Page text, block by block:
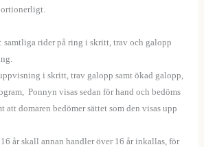
samtliga rider på ring i skritt, trav och galopp
i skritt, trav galopp samt ökad galopp,
Ponnyn visas sedan för hand och bedöms
att domaren bedömer sättet som den visas upp
år skall annan handler över 16 år inkallas, för